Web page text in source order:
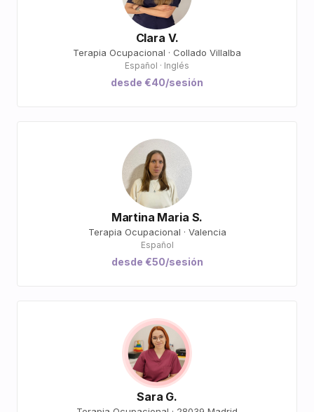
Clara V.
Terapia Ocupacional · Collado Villalba
Español · Inglés
desde €40/sesión
Martina Maria S.
Terapia Ocupacional · Valencia
Español
desde €50/sesión
Sara G.